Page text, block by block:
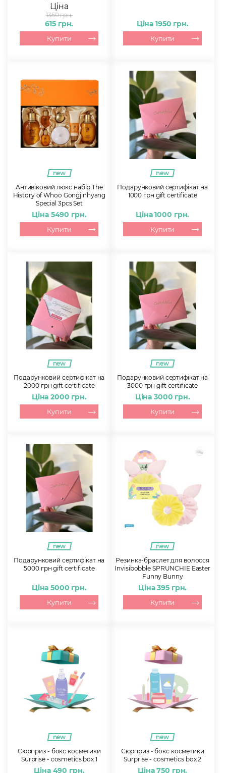
Ціна
1350 грн.
615 грн.
Купити
Ціна 1950 грн.
Купити
new
Антивіковий люкс набір The
History of Whoo Gongjinhyang
Special 3pcs Set
Ціна 5490 грн.
Купити
new
Подарунковий сертифікат на
1000 грн gift certificate
Ціна 1000 грн.
Купити
new
Подарунковий сертифікат на
2000 грн gift certificate
Ціна 2000 грн.
Купити
new
Подарунковий сертифікат на
3000 грн gift certificate
Ціна 3000 грн.
Купити
new
Подарунковий сертифікат на
5000 грн gift certificate
Ціна 5000 грн.
Купити
new
Резинка-браслет для волосся
Invisibobble SPRUNCHIE Easter
Funny Bunny
Ціна 395 грн.
Купити
new
Сюрприз - бокс косметики
Surprise - cosmetics box 1
Ціна 490 грн.
new
Сюрприз - бокс косметики
Surprise - cosmetics box 2
Ціна 750 грн.